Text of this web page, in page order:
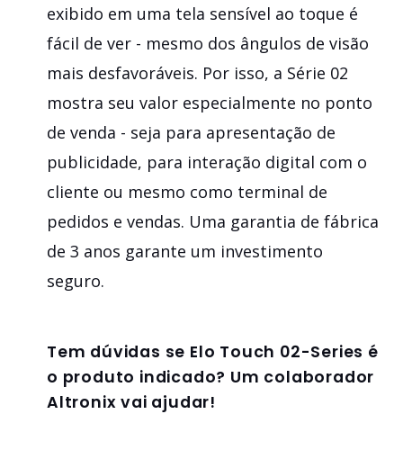
exibido em uma tela sensível ao toque é
fácil de ver - mesmo dos ângulos de visão
mais desfavoráveis. Por isso, a Série 02
mostra seu valor especialmente no ponto
de venda - seja para apresentação de
publicidade, para interação digital com o
cliente ou mesmo como terminal de
pedidos e vendas. Uma garantia de fábrica
de 3 anos garante um investimento
seguro.
Tem dúvidas se Elo Touch 02-Series é
o produto indicado? Um colaborador
Altronix vai ajudar!